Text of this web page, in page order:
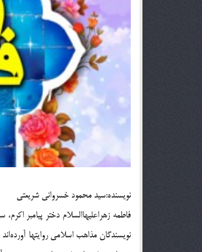
نويسنده:سيد محمود خسروانى شريعتى
فاطمه زهراعليهاالسلام دختر پيامبر
نويسندگان مذاهب اسلامى روايتها